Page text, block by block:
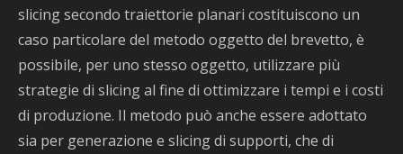
slicing secondo traiettorie planari costituiscono un
caso particolare del metodo oggetto del brevetto, è
possibile, per uno stesso oggetto, utilizzare più
strategie di slicing al fine di ottimizzare i tempi e i costi
di produzione. Il metodo può anche essere adottato
sia per generazione e slicing di supporti, che di